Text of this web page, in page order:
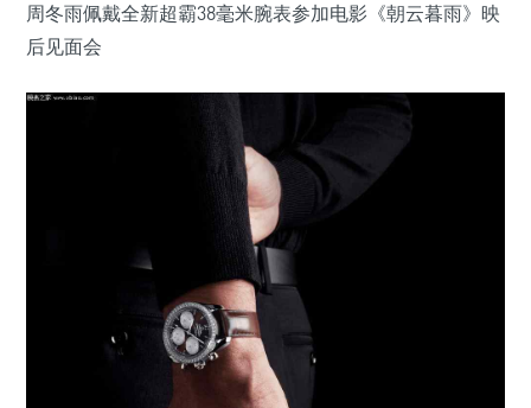
周冬雨佩戴全新超霸38毫米腕表参加电影《朝云暮雨》映
后见面会